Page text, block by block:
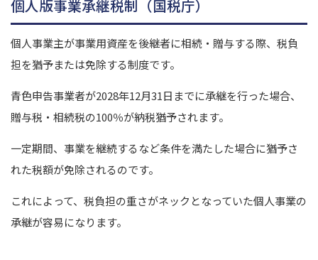
個人版事業承継税制（国税庁）
個人事業主が事業用資産を後継者に相続・贈与する際、税負
担を猶予または免除する制度です。
青色申告事業者が2028年12月31日までに承継を行った場合、
贈与税・相続税の100％が納税猶予されます。
一定期間、事業を継続するなど条件を満たした場合に猶予さ
れた税額が免除されるのです。
これによって、税負担の重さがネックとなっていた個人事業の
承継が容易になります。